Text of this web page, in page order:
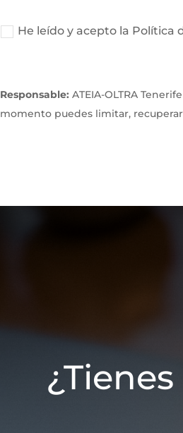
He leído y acepto la Política
Responsable: ATEIA-OLTRA
momento puedes limitar,